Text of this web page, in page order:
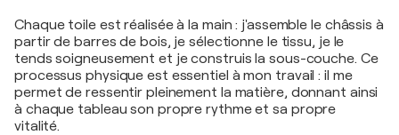
Chaque toile est réalisée à la main : j'assemble le châssis à
partir de barres de bois, je sélectionne le tissu, je le
tends soigneusement et je construis la sous-couche. Ce
processus physique est essentiel à mon travail : il me
permet de ressentir pleinement la matière, donnant ainsi
à chaque tableau son propre rythme et sa propre
vitalité.